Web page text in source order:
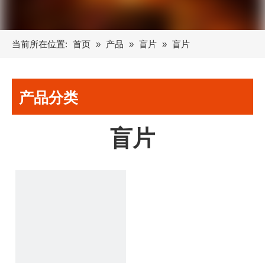
当前所在位置: 首页 » 产品 » 盲片 » 盲片
产品分类
盲片